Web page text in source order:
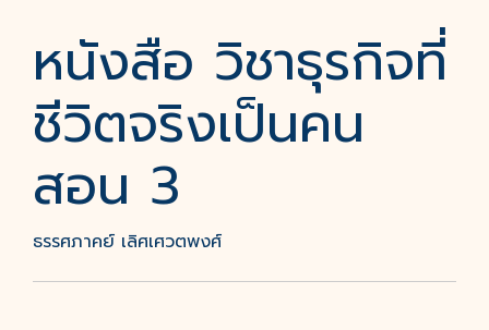
หนังสือ วิชาธุรกิจที่
ชีวิตจริงเป็นคน
สอน 3
ธรรศภาคย์ เลิศเศวตพงศ์